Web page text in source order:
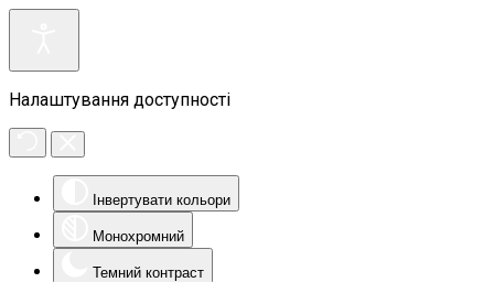
Налаштування доступності
Інвертувати кольори
Монохромний
Темний контраст